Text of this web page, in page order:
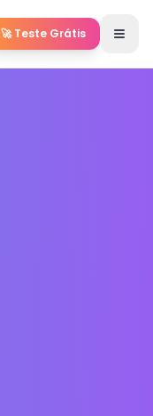
🚀 Teste Grátis